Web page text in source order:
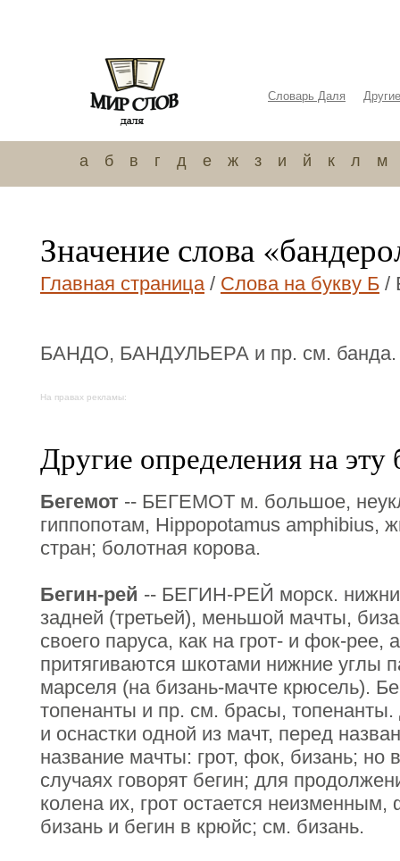
Словарь Даля
а б в г д е ж з и й к л м
Значение слова
Главная страница/ Слова на букву Б /
БАНДО, БАНДУЛЬЕРА и пр. см. банда.
На правах рекламы:
Другие определения на эту
Бегемот -- БЕГЕМОТ м. большое,
гиппопотам, Hippopotamus amphibius,
стран; болотная корова.
Бегин-рей -- БЕГИН-РЕЙ морск.
задней (третьей), меньшой мачты,
своего паруса, как на грот- и фок-рее,
притягиваются шкотами нижние углы
марселя (на бизань-мачте крюсель).
топенанты и пр. см. брасы,
и оснастки одной из мачт, перед
название мачты: грот, фок, бизань; но
случаях говорят бегин; для
колена их, грот остается
бизань и бегин в крюйс; см. бизань.